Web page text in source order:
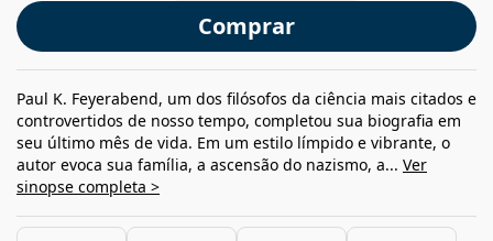
Comprar
Paul K. Feyerabend, um dos filósofos da ciência mais citados e
controvertidos de nosso tempo, completou sua biografia em
seu último mês de vida. Em um estilo límpido e vibrante, o
autor evoca sua família, a ascensão do nazismo, a... Ver
sinopse completa >